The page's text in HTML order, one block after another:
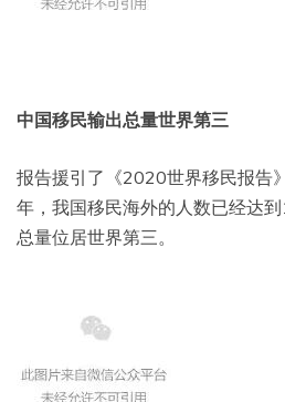
中国移民输出总量世界第三
报告援引了《2020世界移民报告
年，我国移民海外的人数已经达
总量位居世界第三。